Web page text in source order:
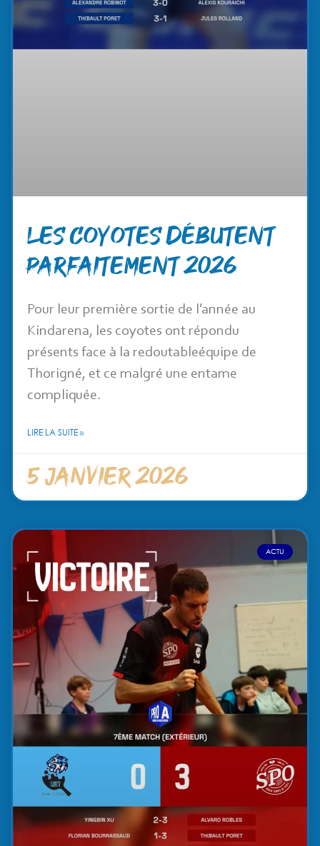
Les Coyotes débutent
parfaitement 2026
Pour leur première sortie de l’année au
Kindarena, les coyotes ont répondu
présents face à la redoutableéquipe de
Thorigné, et ce malgré une entame
compliquée.
LIRE LA SUITE »
5 janvier 2026
ACTU